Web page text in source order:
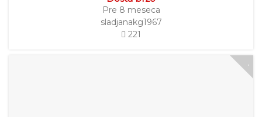
Pre 8 meseca
sladjanakg1967
221